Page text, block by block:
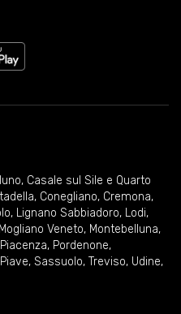
, Casale sul Sile e Quarto
, Conegliano, Cremona,
, Lignano Sabbiadoro, Lodi,
Mogliano Veneto, Montebelluna,
Piacenza, Pordenone,
, Sassuolo, Treviso, Udine,